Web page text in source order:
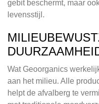
gebit beschermt, maar
levensstijl.
Wat Geoorganics
aan het milieu. Alle
helpt de afvalberg te